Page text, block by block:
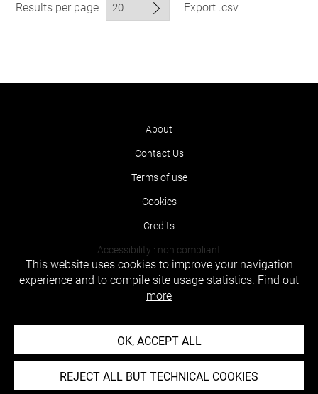
Results per page Export .csv
About
Contact Us
Terms of use
Cookies
Credits
Accessibility : non compliant
This website uses cookies to improve your navigation
experience and to compile site usage statistics. Find out
more
OK, ACCEPT ALL
REJECT ALL BUT TECHNICAL COOKIES